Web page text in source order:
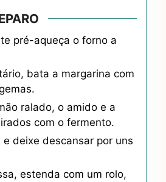
pré-aqueça o forno a
bata a margarina com
ralado, o amido e a
com o fermento.
e deixe descansar por uns
estenda com um rolo,